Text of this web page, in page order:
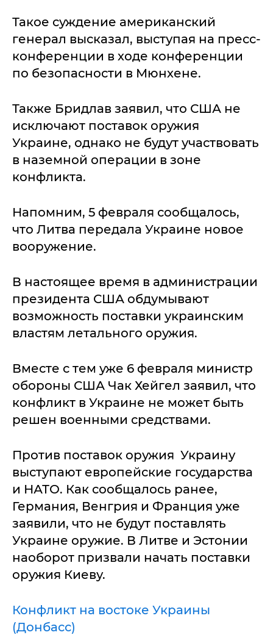
Такое суждение американский
генерал высказал, выступая на пресс-
конференции в ходе конференции
по безопасности в Мюнхене.
Также Бридлав заявил, что США не
исключают поставок оружия
Украине, однако не будут участвовать
в наземной операции в зоне
конфликта.
Напомним, 5 февраля сообщалось,
что Литва передала Украине новое
вооружение.
В настоящее время в администрации
президента США обдумывают
возможность поставки украинским
властям летального оружия.
Вместе с тем уже 6 февраля министр
обороны США Чак Хейгел заявил, что
конфликт в Украине не может быть
решен военными средствами.
Против поставок оружия Украину
выступают европейские государства
и НАТО. Как сообщалось ранее,
Германия, Венгрия и Франция уже
заявили, что не будут поставлять
Украине оружие. В Литве и Эстонии
наоборот призвали начать поставки
оружия Киеву.
Конфликт на востоке Украины
(Донбасс)